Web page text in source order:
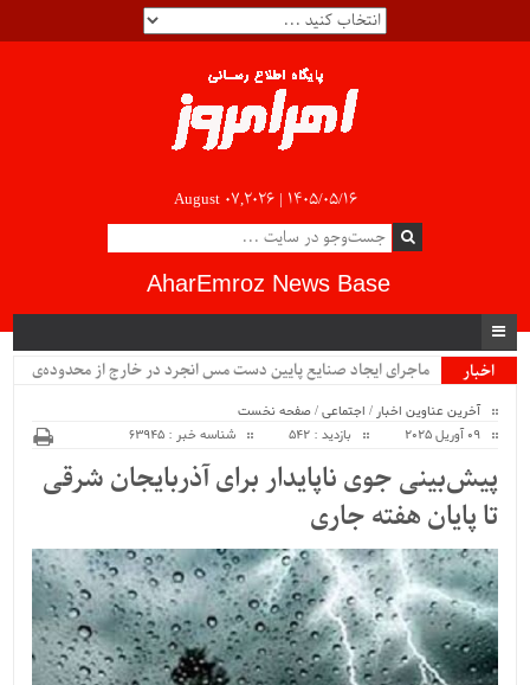
August 07,2026 | ۱۴۰۵/۰۵/۱۶
AharEmroz News Base
اخبار
ماجرای ایجاد صنایع پایین دست مس انجرد در خارج از محدوده‌ی
آخرین عناوین اخبار / اجتماعی/صفحه نخست
09 آوریل 2025
بازدید : 542 شناسه خبر : 63945
پیش‌بینی جوی ناپایدار برای آذربایجان شرقی
تا پایان هفته‌ جاری